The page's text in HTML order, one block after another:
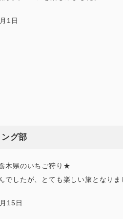
1日
グ部
木県のいちご狩り★
でしたが、とても楽しい旅となりま
15日